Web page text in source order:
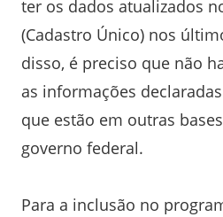
ter os dados atualizados
(Cadastro Único) nos
disso, é preciso que não
as informações
que estão em outras
governo federal.
Para a inclusão no